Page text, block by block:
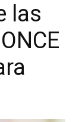
las